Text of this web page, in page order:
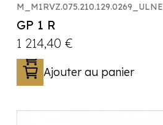
M_M1RVZ.075.210.129.0269_ULNE
GP 1 R
1 214,40€
Ajouter au panier